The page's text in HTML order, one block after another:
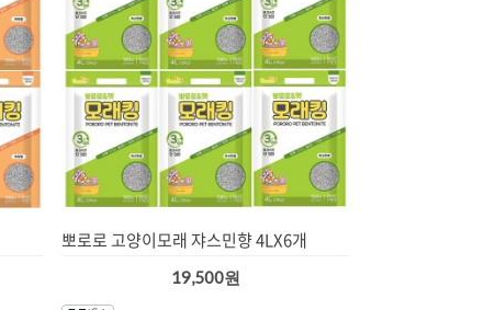
뽀로로 고양이모래 쟈스민향 4LX6개
19,500원